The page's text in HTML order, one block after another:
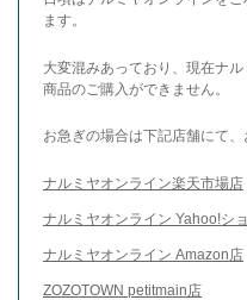
ます。
大変混みあっており、現在ナ
商品のご購入ができません。
お急ぎの場合は下記店舗にて、
ナルミヤオンライン楽天市場店
ナルミヤオンライン Yahoo!シ
ナルミヤオンライン Amazon店
ZOZOTOWN petitmain店